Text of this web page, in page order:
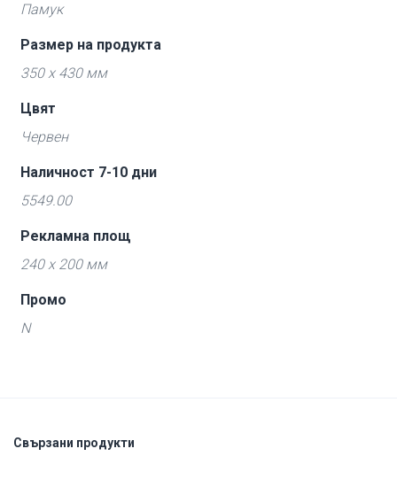
Памук
Размер на продукта
350 x 430 мм
Цвят
Червен
Наличност 7-10 дни
5549.00
Рекламна площ
240 x 200 мм
Промо
N
Свързани продукти